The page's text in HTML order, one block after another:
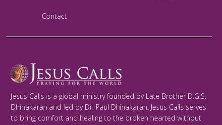
Contact
Jesus Calls is a global ministry founded by Late Brother D.G.S.
Dhinakaran and led by Dr. Paul Dhinakaran. Jesus Calls serves
to bring comfort and healing to the broken hearted without